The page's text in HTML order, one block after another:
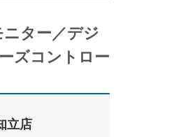
ター／デジ
ズコントロー
立店